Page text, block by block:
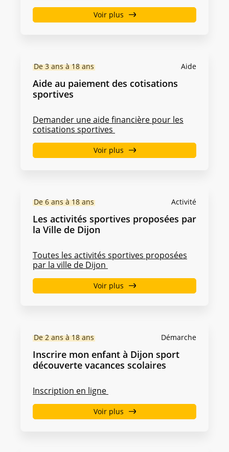
Voir plus
Aide
De 3 ans à 18 ans
Aide au paiement des cotisations
sportives
Demander une aide financière pour les
cotisations sportives
Voir plus
Activité
De 6 ans à 18 ans
Les activités sportives proposées par
la Ville de Dijon
Toutes les activités sportives proposées
par la ville de Dijon
Voir plus
Démarche
De 2 ans à 18 ans
Inscrire mon enfant à Dijon sport
découverte vacances scolaires
Inscription en ligne
Voir plus